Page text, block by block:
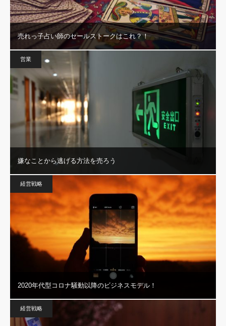
売れっ子占い師のセールストークはこれ？！
営業
嫌なことから逃げる方法を売ろう
経営戦略
2020年代型コロナ騒動以降のビジネスモデル！
経営戦略